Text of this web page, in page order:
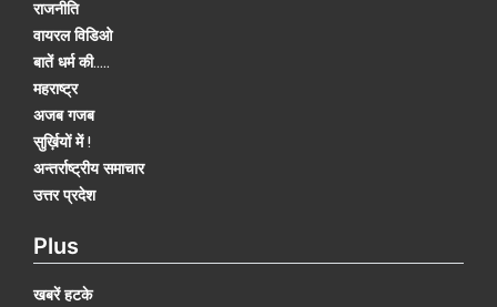
राजनीति
वायरल विडिओ
बातें धर्म की.....
महराष्ट्र
अजब गजब
सुर्ख़ियों में !
अन्तर्राष्ट्रीय समाचार
उत्तर प्रदेश
Plus
खबरें हटके